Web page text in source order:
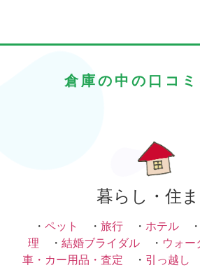
倉庫の中の口コミ
暮らし・住
・ ペット ・ 旅行 ・ ホテル ・
理 ・ 結婚ブライダル ・ ウォー
車・カー用品・査定 ・ 引っ越し